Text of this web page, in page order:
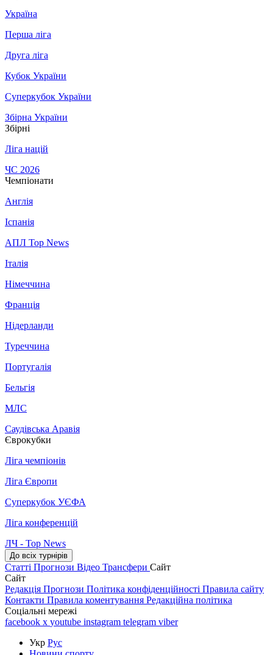
Україна
Перша ліга
Друга ліга
Кубок України
Суперкубок України
Збірна України
Збірні
Ліга націй
ЧС 2026
Чемпіонати
Англія
Іспанія
АПЛ Top News
Італія
Німеччина
Франція
Нідерланди
Туреччина
Португалія
Бельгія
МЛС
Саудівська Аравія
Єврокубки
Ліга чемпіонів
Ліга Європи
Суперкубок УЄФА
Ліга конференцій
ЛЧ - Top News
До всіх турнірів
Статті Прогнози Відео Трансфери Сайт
Сайт
Редакція Прогнози Політика конфіденційності Правила сайту
Контакти Правила коментування Редакційна політика
Соціальні мережі
facebook x youtube instagram telegram viber
Укр Рус